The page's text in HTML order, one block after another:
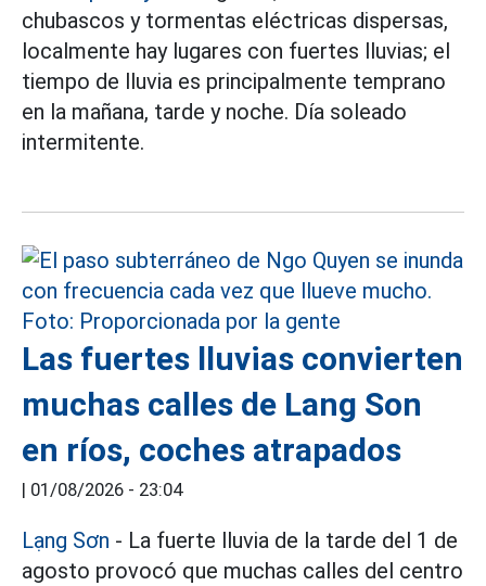
chubascos y tormentas eléctricas dispersas,
localmente hay lugares con fuertes lluvias; el
tiempo de lluvia es principalmente temprano
en la mañana, tarde y noche. Día soleado
intermitente.
Las fuertes lluvias convierten
muchas calles de Lang Son
en ríos, coches atrapados
| 01/08/2026 - 23:04
Lạng Sơn - La fuerte lluvia de la tarde del 1 de
agosto provocó que muchas calles del centro